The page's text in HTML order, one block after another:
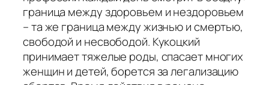
граница между здоровьем и нездоровьем
– та же граница между жизнью и смертью,
свободой и несвободой. Кукоцкий
принимает тяжелые роды, спасает многих
женщин и детей, борется за легализацию